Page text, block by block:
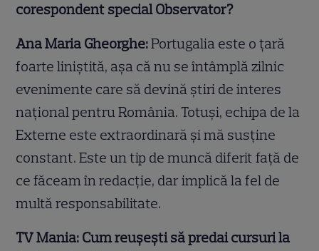
corespondent special Observator?
Ana Maria Gheorghe:Portugalia este o țară
foarte liniștită, așa că nu se întâmplă zilnic
evenimente care să devină știri de interes
național pentru România. Totuși, echipa de la
Externe este extraordinară și mă susține
constant. Este un tip de muncă diferit față de
ce făceam în redacție, dar implică la fel de
multă responsabilitate.
TV Mania: Cum reușești să predai cursuri la